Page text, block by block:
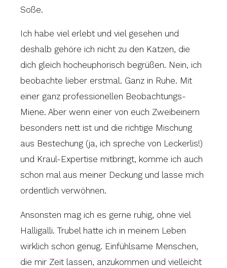
Soße.
Ich habe viel erlebt und viel gesehen und
deshalb gehöre ich nicht zu den Katzen, die
dich gleich hocheuphorisch begrüßen. Nein, ich
beobachte lieber erstmal. Ganz in Ruhe. Mit
einer ganz professionellen Beobachtungs-
Miene. Aber wenn einer von euch Zweibeinern
besonders nett ist und die richtige Mischung
aus Bestechung (ja, ich spreche von Leckerlis!)
und Kraul-Expertise mitbringt, komme ich auch
schon mal aus meiner Deckung und lasse mich
ordentlich verwöhnen.
Ansonsten mag ich es gerne ruhig, ohne viel
Halligalli. Trubel hatte ich in meinem Leben
wirklich schon genug. Einfühlsame Menschen,
die mir Zeit lassen, anzukommen und vielleicht